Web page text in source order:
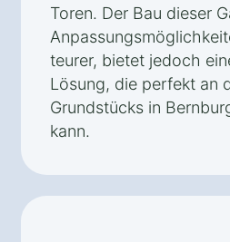
Toren. Der Bau dieser
teurer, bietet jedoch
Lösung, die perfekt an
Grundstücks in
kann.